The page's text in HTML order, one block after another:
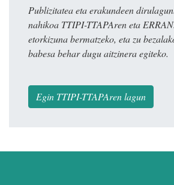
Publizitatea eta erakundeen
nahikoa TTIPI-TTAPAren eta
etorkizuna bermatzeko, eta zu
babesa behar dugu aitzinera egiteko.
Egin TTIPI-TTAPAren lagun